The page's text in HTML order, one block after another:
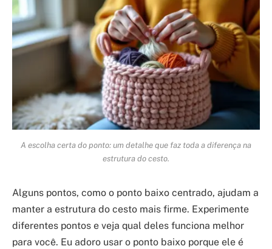
A escolha certa do ponto: um detalhe que faz toda a diferença na
estrutura do cesto.
Alguns pontos, como o ponto baixo centrado, ajudam a
manter a estrutura do cesto mais firme. Experimente
diferentes pontos e veja qual deles funciona melhor
para você. Eu adoro usar o ponto baixo porque ele é